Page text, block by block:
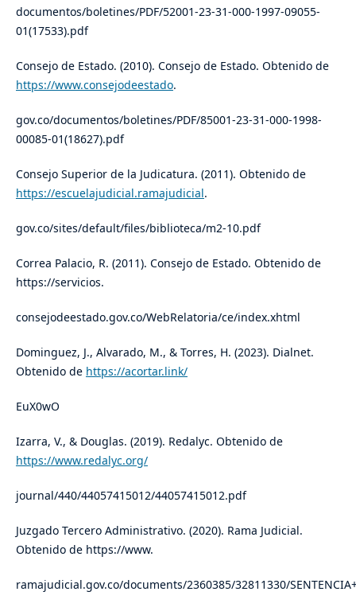
documentos/boletines/PDF/52001-23-31-000-1997-09055-
01(17533).pdf
Consejo de Estado. (2010). Consejo de Estado. Obtenido de
https://www.consejodeestado.
gov.co/documentos/boletines/PDF/85001-23-31-000-1998-
00085-01(18627).pdf
Consejo Superior de la Judicatura. (2011). Obtenido de
https://escuelajudicial.ramajudicial.
gov.co/sites/default/files/biblioteca/m2-10.pdf
Correa Palacio, R. (2011). Consejo de Estado. Obtenido de
https://servicios.
consejodeestado.gov.co/WebRelatoria/ce/index.xhtml
Dominguez, J., Alvarado, M., & Torres, H. (2023). Dialnet.
Obtenido de https://acortar.link/
EuX0wO
Izarra, V., & Douglas. (2019). Redalyc. Obtenido de
https://www.redalyc.org/
journal/440/44057415012/44057415012.pdf
Juzgado Tercero Administrativo. (2020). Rama Judicial.
Obtenido de https://www.
ramajudicial.gov.co/documents/2360385/32811330/